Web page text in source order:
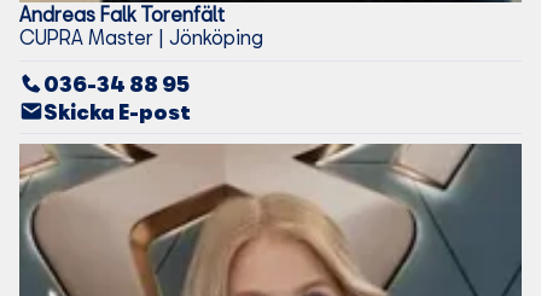
Andreas Falk Torenfält
CUPRA Master | Jönköping
036-34 88 95
Skicka E-post